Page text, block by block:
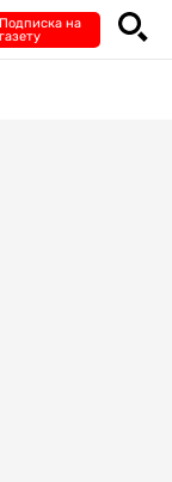
Подписка на
газету